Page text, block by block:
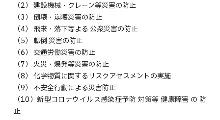
（2） 建設機械・クレーン等災害の防止
（3） 倒壊・崩壊災害の防止
（4） 飛来・落下等よる 公衆災害の防止
（5） 転倒 災害の防止
（6） 交通労働災害の防止
（7） 火災・爆発等災害の防止
（8） 化学物質に関するリスクアセスメントの実施
（9） 不安全行動による災害防止
（10）新型コロナウイルス感染症予防 対策等 健康障害 の 防
止